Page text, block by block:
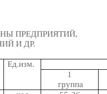
ПРЕДПРИЯТИЙ,
И ДР.
Ед.изм.
1
группа